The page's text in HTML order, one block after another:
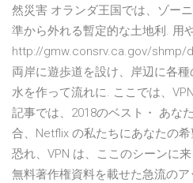
然災害 オランダ王国では、ゾー
準から外れる暫定的な土地利. 用
http://gmw.consrv.ca.gov/shmp/
両岸に遊歩道を設け、岸辺に各
水を作って流れに. ここでは、
記事では、2018のベスト・ あな
合、Netflix の私たちにあなたの
恐れ、VPN は、ここのシーンに
無料著作権資料を載せた急流の